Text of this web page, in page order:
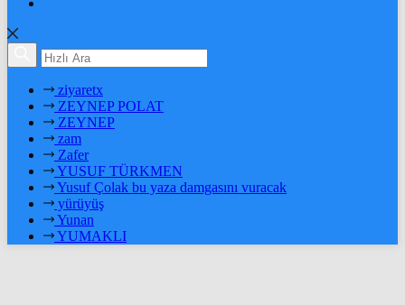
ziyaretx
ZEYNEP POLAT
ZEYNEP
zam
Zafer
YUSUF TÜRKMEN
Yusuf Çolak bu yaza damgasını vuracak
yürüyüş
Yunan
YUMAKLI